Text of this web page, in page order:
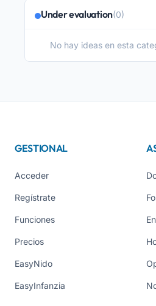
Under evaluation(0)
No hay ideas en esta
GESTIONAL
Acceder
Regístrate
Funciones
Precios
EasyNido
EasyInfanzia